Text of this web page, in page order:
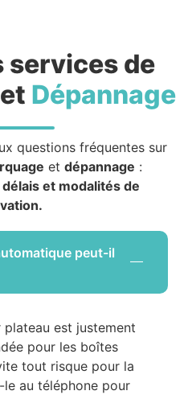
services de
Dépannage
questions fréquentes sur
et dépannage :
et modalités de
peut-il
plateau est justement
pour les boîtes
tout risque pour la
au téléphone pour